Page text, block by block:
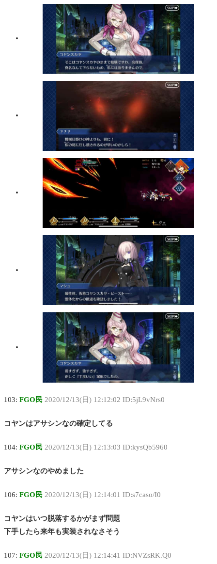
103: FGO民 2020/12/13(日) 12:12:02 ID:5jL9vNrs0
コヤンはアサシンなの確定してる
104: FGO民 2020/12/13(日) 12:13:03 ID:kysQb5960
アサシンなのやめました
106: FGO民 2020/12/13(日) 12:14:01 ID:s7caso/I0
コヤンはいつ脱落するかがまず問題
下手したら来年も実装されなさそう
107: FGO民 2020/12/13(日) 12:14:41 ID:NVZsRK.Q0